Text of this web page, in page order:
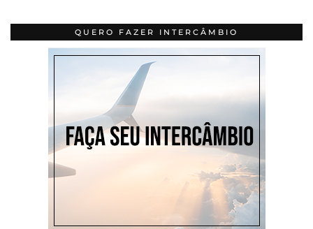
QUERO FAZER INTERCÂMBIO